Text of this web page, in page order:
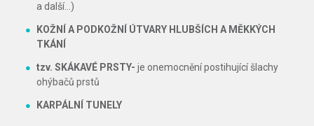
a další...)
KOŽNÍ A PODKOŽNÍ ÚTVARY HLUBŠÍCH A MĚKKÝCH
TKÁNÍ
tzv. SKÁKAVÉ PRSTY- je onemocnění postihující šlachy
ohýbačů prstů
KARPÁLNÍ TUNELY